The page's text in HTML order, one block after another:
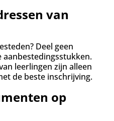
van
Deel geen
aanbestedingsstukken.
leerlingen zijn alleen
de beste inschrijving.
op